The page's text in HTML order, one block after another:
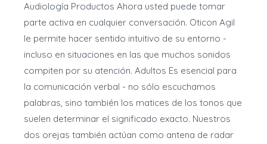
Audiología Productos Ahora usted puede tomar
parte activa en cualquier conversación. Oticon Agil
le permite hacer sentido intuitivo de su entorno -
incluso en situaciones en las que muchos sonidos
compiten por su atención. Adultos Es esencial para
la comunicación verbal - no sólo escuchamos
palabras, sino también los matices de los tonos que
suelen determinar el significado exacto. Nuestros
dos orejas también actúan como antena de radar